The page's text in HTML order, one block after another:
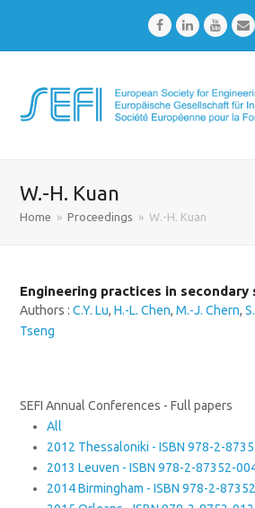
FacebookLinkedIn
W.-H. Kuan
Home » Proceedings » W.-H. Kuan
Engineering practices in secondary
Authors :C.Y. Lu,H.-L. Chen,M.-J. Chern,
Tseng
SEFI Annual Conferences - Full papers
All
2012 Thessaloniki - ISBN 978-2-
2013 Leuven - ISBN 978-2-87352-
2014 Birmingham - ISBN 978-2-